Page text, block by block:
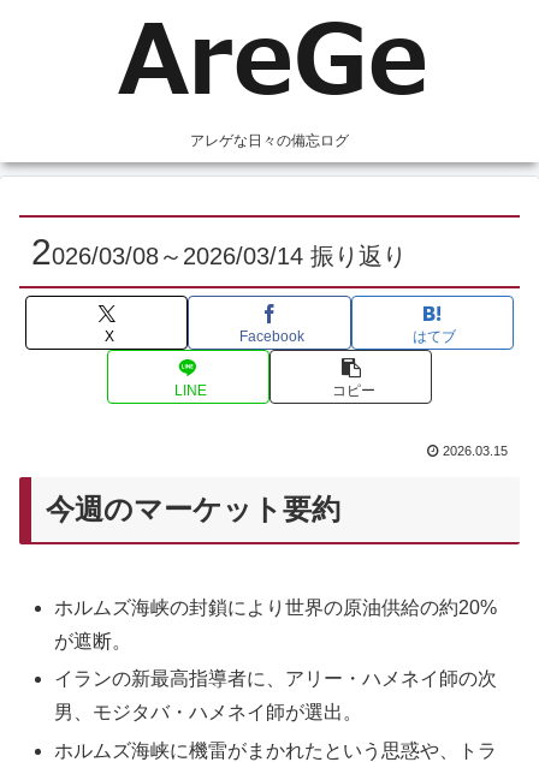
アレゲな日々の備忘ログ
2026/03/08～2026/03/14 振り返り
X Facebook はてブ
LINE コピー
2026.03.15
今週のマーケット要約
ホルムズ海峡の封鎖により世界の原油供給の約20%
が遮断。
イランの新最高指導者に、アリー・ハメネイ師の次
男、モジタバ・ハメネイ師が選出。
ホルムズ海峡に機雷がまかれたという思惑や、トラ